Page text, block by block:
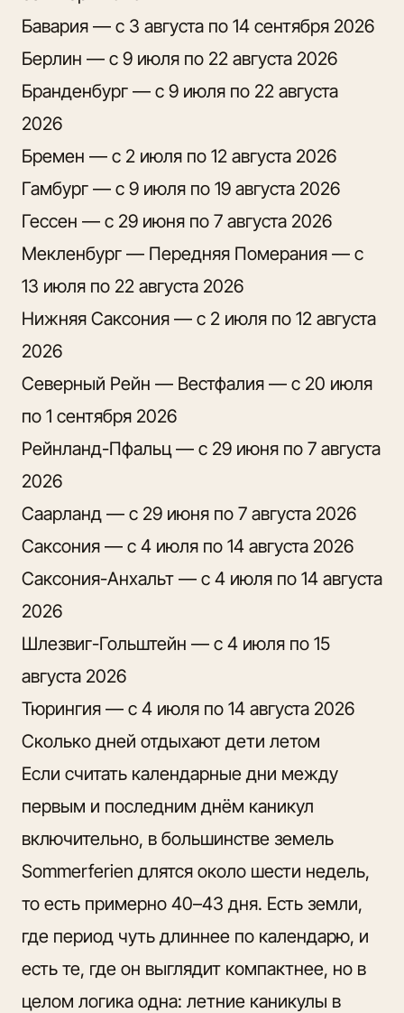
Бавария — с 3 августа по 14 сентября 2026
Берлин — с 9 июля по 22 августа 2026
Бранденбург — с 9 июля по 22 августа
2026
Бремен — с 2 июля по 12 августа 2026
Гамбург — с 9 июля по 19 августа 2026
Гессен — с 29 июня по 7 августа 2026
Мекленбург — Передняя Померания — с
13 июля по 22 августа 2026
Нижняя Саксония — с 2 июля по 12 августа
2026
Северный Рейн — Вестфалия — с 20 июля
по 1 сентября 2026
Рейнланд-Пфальц — с 29 июня по 7 августа
2026
Саарланд — с 29 июня по 7 августа 2026
Саксония — с 4 июля по 14 августа 2026
Саксония-Анхальт — с 4 июля по 14 августа
2026
Шлезвиг-Гольштейн — с 4 июля по 15
августа 2026
Тюрингия — с 4 июля по 14 августа 2026
Сколько дней отдыхают дети летом
Если считать календарные дни между
первым и последним днём каникул
включительно, в большинстве земель
Sommerferien длятся около шести недель,
то есть примерно 40–43 дня. Есть земли,
где период чуть длиннее по календарю, и
есть те, где он выглядит компактнее, но в
целом логика одна: летние каникулы в